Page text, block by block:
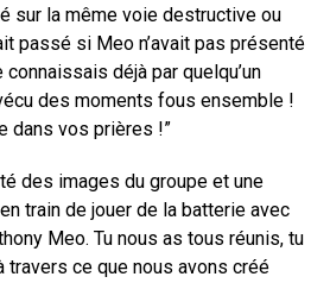
sur la même voie destructive ou
passé si Meo n’avait pas présenté
connaissais déjà par quelqu’un
des moments fous ensemble !
dans vos prières !”
des images du groupe et une
train de jouer de la batterie avec
Meo. Tu nous as tous réunis, tu
travers ce que nous avons créé